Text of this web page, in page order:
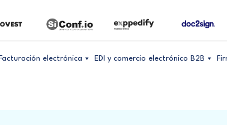
Facturación electrónica EDI y comercio electrónico B2B